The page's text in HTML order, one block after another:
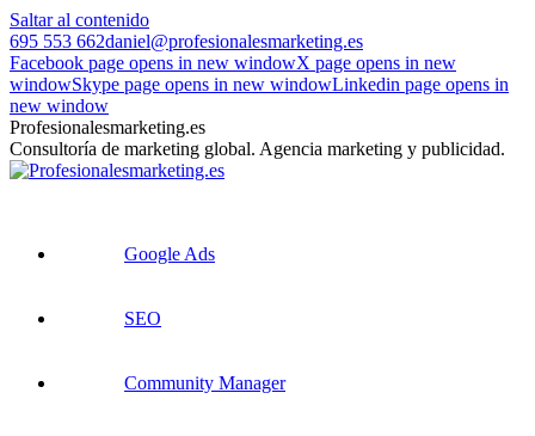
Saltar al contenido
695 553 662daniel@profesionalesmarketing.es
Facebook page opens in new windowX page opens in new
windowSkype page opens in new windowLinkedin page opens in
new window
Profesionalesmarketing.es
Consultoría de marketing global. Agencia marketing y publicidad.
Google Ads
SEO
Community Manager